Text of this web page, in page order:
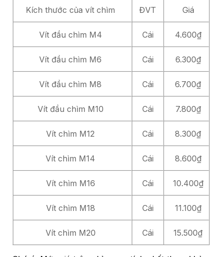
Kích thước của vít chìm ĐVT Giá
Vít đầu chìm M4 Cái 4.600₫
Vít đầu chìm M6 Cái 6.300₫
Vít đầu chìm M8 Cái 6.700₫
Vít đầu chìm M10 Cái 7.800₫
Vít chìm M12 Cái 8.300₫
Vít chìm M14 Cái 8.600₫
Vít chìm M16 Cái 10.400₫
Vít chìm M18 Cái 11.100₫
Vít chìm M20 Cái 15.500₫